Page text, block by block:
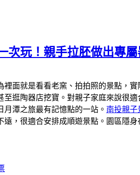
玩！親手拉胚做出專屬
裡面就是看看老窯、拍拍照的景點，
逛陶器店挖寶。對親子家庭來說很
潭之旅最有記憶點的一站。 南投親子
，很適合安排成順遊景點。園區隱